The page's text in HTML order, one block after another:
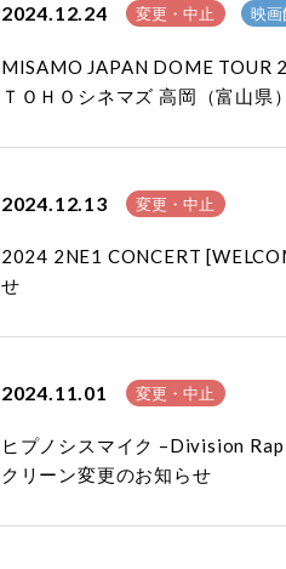
2024.12.24 変更・中止 映画
MISAMO JAPAN DOME TOUR
ＴＯＨＯシネマズ 高岡（富山
2024.12.13 変更・中止
2024 2NE1 CONCERT
せ
2024.11.01 変更・中止
ヒプノシスマイク –Division
クリーン変更のお知らせ